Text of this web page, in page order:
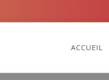
ACCUEIL